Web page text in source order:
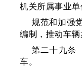
机关所属事业单
规范和加强
编制，推动车辆
第二十九条
车。